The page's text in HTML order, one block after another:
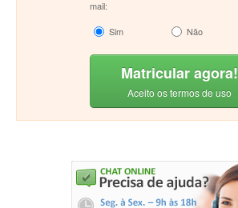
mail:
Sim
Não
Matricular agora!
Aceito os termos de uso